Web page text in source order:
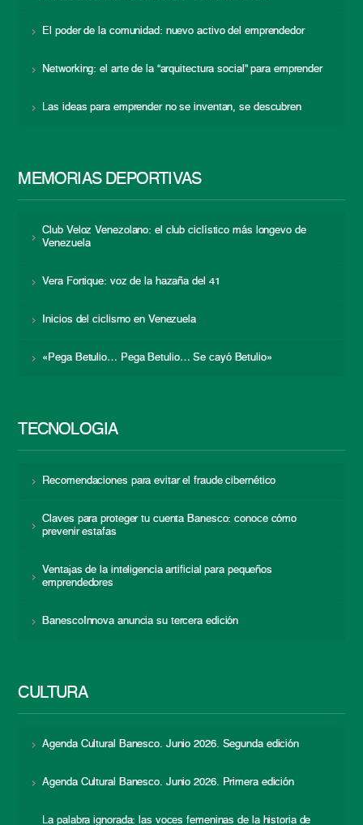
El poder de la comunidad: nuevo activo del emprendedor
Networking: el arte de la “arquitectura social” para emprender
Las ideas para emprender no se inventan, se descubren
MEMORIAS DEPORTIVAS
Club Veloz Venezolano: el club ciclístico más longevo de
Venezuela
Vera Fortique: voz de la hazaña del 41
Inicios del ciclismo en Venezuela
«Pega Betulio… Pega Betulio… Se cayó Betulio»
TECNOLOGÍA
Recomendaciones para evitar el fraude cibernético
Claves para proteger tu cuenta Banesco: conoce cómo
prevenir estafas
Ventajas de la inteligencia artificial para pequeños
emprendedores
BanescoInnova anuncia su tercera edición
CULTURA
Agenda Cultural Banesco. Junio 2026. Segunda edición
Agenda Cultural Banesco. Junio 2026. Primera edición
La palabra ignorada: las voces femeninas de la historia de